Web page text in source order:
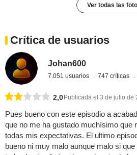
Ver todas las
Crítica de usuarios
Johan600
7.051 usuarios 747 críticas
2,0 Publicada el 3 de julio de
Pues bueno con este episodio a
que no me ha gustado muchísimo que
todas mis expectativas. El ultimo
bueno ni muy malo aunque malo si